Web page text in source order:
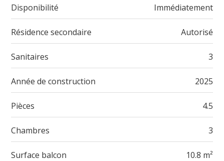
Disponibilité Immédiatement
Résidence secondaire Autorisé
Sanitaires 3
Année de construction 2025
Pièces 4.5
Chambres 3
Surface balcon 10.8 m²